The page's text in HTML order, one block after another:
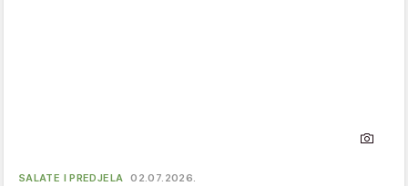
SALATE I PREDJELA 02.07.2026.